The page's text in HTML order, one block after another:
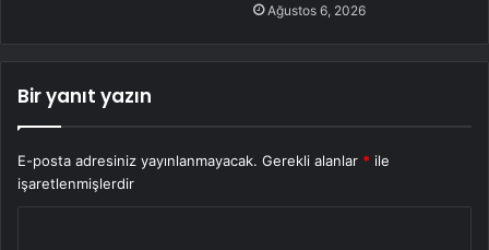
Ağustos 6, 2026
Bir yanıt yazın
E-posta adresiniz yayınlanmayacak. Gerekli alanlar * ile
işaretlenmişlerdir